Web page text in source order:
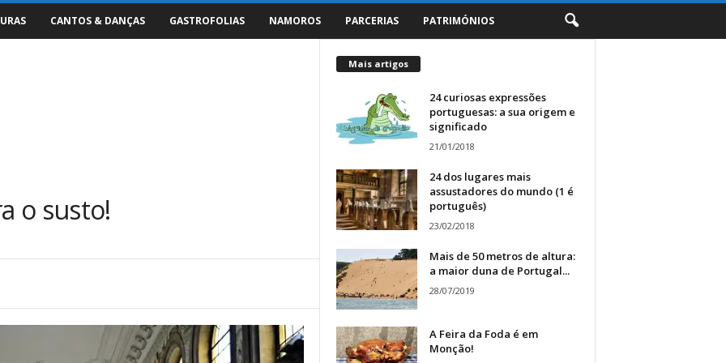
CANTOS & DANÇAS GASTROFOLIAS NAMOROS PARCERIAS PATRIMÓNIOS
o susto!
Mais artigos
24 curiosas expressões
portuguesas: a sua origem e
significado
21/01/2018
24 dos lugares mais
assustadores do mundo (1 é
português)
23/02/2018
Mais de 50 metros de altura:
a maior duna de Portugal...
28/07/2019
A Feira da Foda é em
Monção!